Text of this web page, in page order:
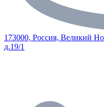
173000, Россия, Великий
д.19/1